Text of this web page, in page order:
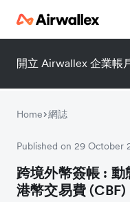
開立 Airwallex 企業帳
Home 網誌
Published on 29 October
跨境外幣簽帳 :
港幣交易費 (CBF)
立即觀看 3 分鐘
請填寫資料以觀體驗短片